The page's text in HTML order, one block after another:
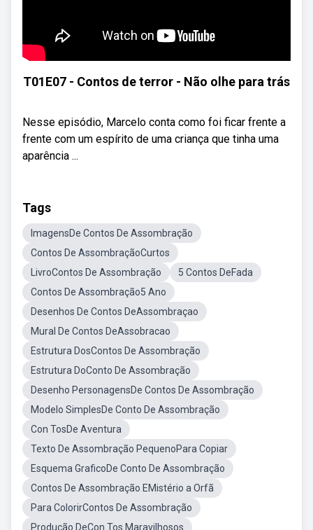
T01E07 - Contos de terror - Não olhe para trás
Nesse episódio, Marcelo conta como foi ficar frente a
frente com um espírito de uma criança que tinha uma
aparência ...
Tags
ImagensDe Contos De Assombração
Contos De AssombraçãoCurtos
LivroContos De Assombração
5 Contos DeFada
Contos De Assombração5 Ano
Desenhos De Contos DeAssombraçao
Mural De Contos DeAssobracao
Estrutura DosContos De Assombração
Estrutura DoConto De Assombração
Desenho PersonagensDe Contos De Assombração
Modelo SimplesDe Conto De Assombração
Con TosDe Aventura
Texto De Assombração PequenoPara Copiar
Esquema GraficoDe Conto De Assombração
Contos De Assombração EMistério a Orfã
Para ColorirContos De Assombração
Produção DeCon Tos Maravilhosos